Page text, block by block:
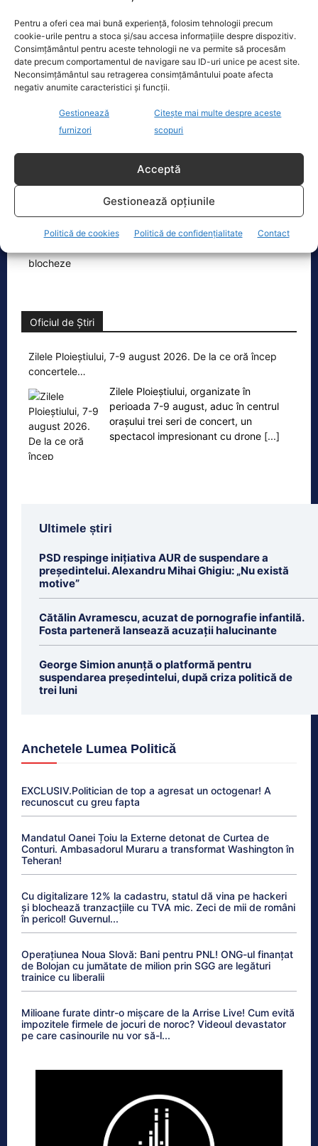
Pentru a oferi cea mai bună experiență, folosim tehnologii precum
cookie-urile pentru a stoca și/sau accesa informațiile despre dispozitiv.
Consimțământul pentru aceste tehnologii ne va permite să procesăm
date precum comportamentul de navigare sau ID-uri unice pe acest site.
Neconsimțământul sau retragerea consimțământului poate afecta
negativ anumite caracteristici și funcții.
Gestionează
furnizori
Citește mai multe despre aceste
scopuri
Acceptă
Gestionează opțiunile
Politică de cookies Politică de confidențialitate Contact
Dronă doborâtă de un avion F‑16 în zona
Padina Buzău -…
O dronă a fost doborâtă vineri dimineață de un avion
F‑16 al Forțelor Aeriene Române, în zona Padina, în
județul[...]
Ecopolitic
Cristoiu: Bolojan, Fritz, Kelemen au tot
interesul să blocheze formarea unui…
Ion Cristoiu a lansat, miercuri seară, în
la adresa lui Ilie Bolojan și [...]
Oficiul de Știri
Zilele Ploieștiului, 7-9 august 2026. De la ce oră încep
concertele…
Zilele Ploieștiului, organizate în
perioada 7-9 august, aduc în centrul
orașului trei seri de concert, un
spectacol impresionant cu drone [...]
Ultimele știri
PSD respinge inițiativa AUR de suspendare a
președintelui. Alexandru Mihai Ghigiu: „Nu există
motive”
Cătălin Avramescu, acuzat de pornografie infantilă.
Fosta parteneră lansează acuzații halucinante
George Simion anunță o platformă pentru
suspendarea președintelui, după criza politică de
trei luni
Anchetele Lumea Politică
EXCLUSIV.Politician de top a agresat un octogenar! A
recunoscut cu greu fapta
Mandatul Oanei Țoiu la Externe detonat de Curtea de
Conturi. Ambasadorul Muraru a transformat Washington în
Teheran!
Cu digitalizare 12% la cadastru, statul dă vina pe hackeri
și blochează tranzacțiile cu TVA mic. Zeci de mii de români
în pericol! Guvernul...
Operațiunea Noua Slovă: Bani pentru PNL! ONG-ul finanțat
de Bolojan cu jumătate de milion prin SGG are legături
trainice cu liberalii
Milioane furate dintr-o mișcare de la Arrise Live! Cum evită
impozitele firmele de jocuri de noroc? Videoul devastator
pe care casinourile nu vor să-l...